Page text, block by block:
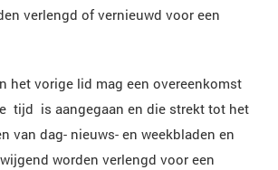
verlengd of vernieuwd voor een
het vorige lid mag een overeenkomst
tijd is aangegaan en die strekt tot het
van dag- nieuws- en weekbladen en
worden verlengd voor een